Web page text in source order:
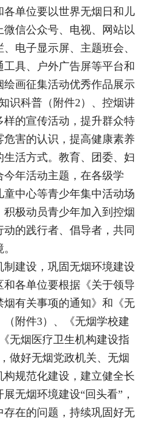
单位要以世界无烟日和儿
信公众号、电视、网站以
电子显示屏、主题班会、
具、户外广告屏等平台和
画征集活动优秀作品展示
识科普（附件2）、控烟讲
样的宣传活动，提升群众特
害的认识，提高健康素养
活方式。教育、团委、妇
年活动主题，在各级学
中心等青少年集中活动场
极动员青少年加入到控烟
的践行者、倡导者，共同
制建设，巩固无烟环境建设
各单位要根据《关于领导
有关事项的通知》和《无
附件3）、《无烟学校建
无烟医疗卫生机构建设指
做好无烟党政机关、无烟
规范化建设，建立健全长
无烟环境建设“回头看”，
存在的问题，持续巩固好无